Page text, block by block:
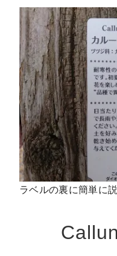
ラベルの裏に簡単に